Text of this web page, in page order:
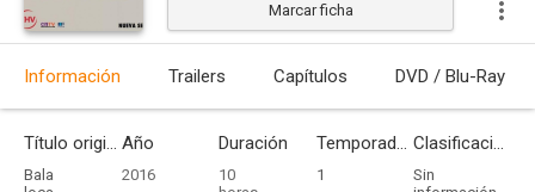
Marcar ficha
Información Trailers Capítulos DVD / Blu-Ray
Título original
Bala
Año
2016
Duración
10
Temporadas
1
Clasificación por edades
Sin